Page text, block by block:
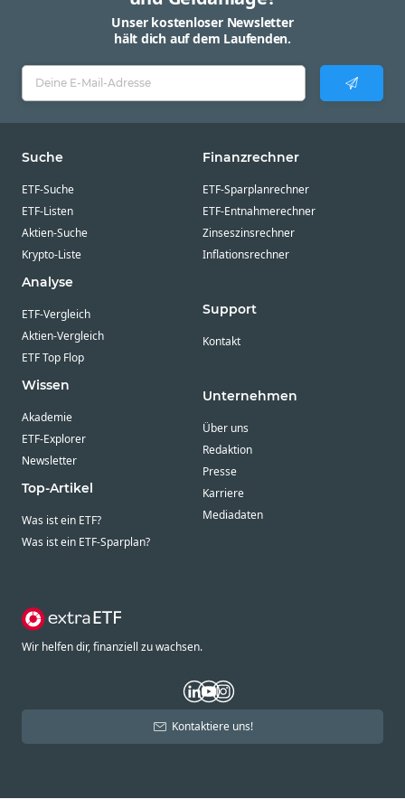
Unser kostenloser Newsletter
hält dich auf dem Laufenden.
Suche
ETF-Suche
ETF-Listen
Aktien-Suche
Krypto-Liste
Analyse
ETF-Vergleich
Aktien-Vergleich
ETF Top Flop
Wissen
Akademie
ETF-Explorer
Newsletter
Top-Artikel
Was ist ein ETF?
Was ist ein ETF-Sparplan?
Finanzrechner
ETF-Sparplanrechner
ETF-Entnahmerechner
Zinseszinsrechner
Inflationsrechner
Support
Kontakt
Unternehmen
Über uns
Redaktion
Presse
Karriere
Mediadaten
Wir helfen dir, finanziell zu wachsen.
Kontaktiere uns!